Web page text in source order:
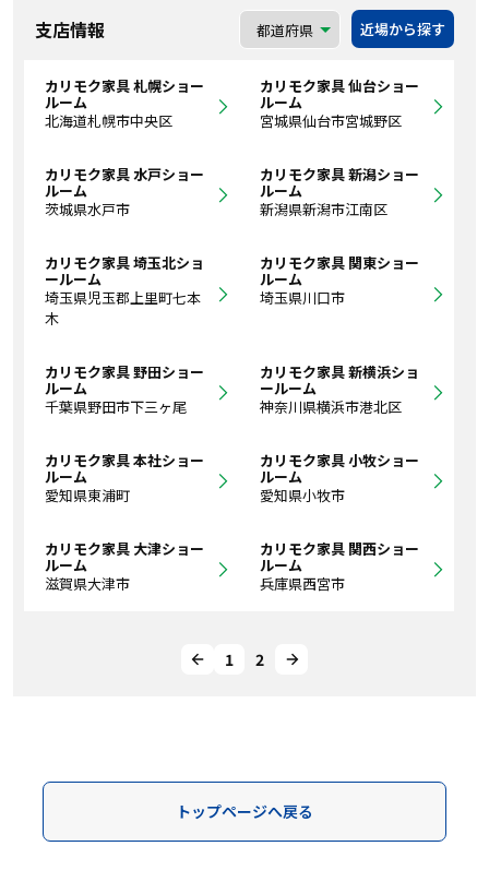
支店情報 近場から探す
カリモク家具 札幌ショー
ルーム
北海道札幌市中央区
カリモク家具 仙台ショー
ルーム
宮城県仙台市宮城野区
カリモク家具 水戸ショー
ルーム
茨城県水戸市
カリモク家具 新潟ショー
ルーム
新潟県新潟市江南区
カリモク家具 埼玉北ショ
ールーム
埼玉県児玉郡上里町七本
木
カリモク家具 関東ショー
ルーム
埼玉県川口市
カリモク家具 野田ショー
ルーム
千葉県野田市下三ヶ尾
カリモク家具 新横浜ショ
ールーム
神奈川県横浜市港北区
カリモク家具 本社ショー
ルーム
愛知県東浦町
カリモク家具 小牧ショー
ルーム
愛知県小牧市
カリモク家具 大津ショー
ルーム
滋賀県大津市
カリモク家具 関西ショー
ルーム
兵庫県西宮市
1 2
トップページへ戻る